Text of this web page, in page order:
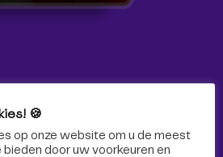
niet alleen hier, maar ook via social
🍪
op onze website om u de meest
door uw voorkeuren en